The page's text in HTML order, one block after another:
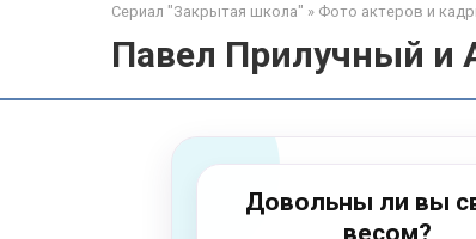
Сериал "Закрытая школа" » Фото актеров и
Павел Прилучный и
Довольны ли вы
весом?